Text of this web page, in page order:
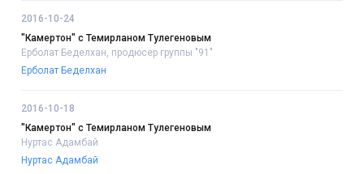
2016-10-24
"Камертон" с Темирланом Тулегеновым
Ерболат Беделхан, продюсер группы "91"
Ерболат Беделхан
2016-10-18
"Камертон" с Темирланом Тулегеновым
Нуртас Адамбай
Нуртас Адамбай